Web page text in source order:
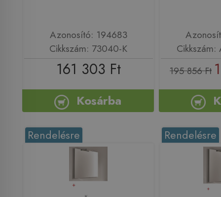
Azonosító: 194683
Cikkszám: 73040-K
161 303 Ft
Kosárba
195 856 Ft
Rendelésre Rendelésre